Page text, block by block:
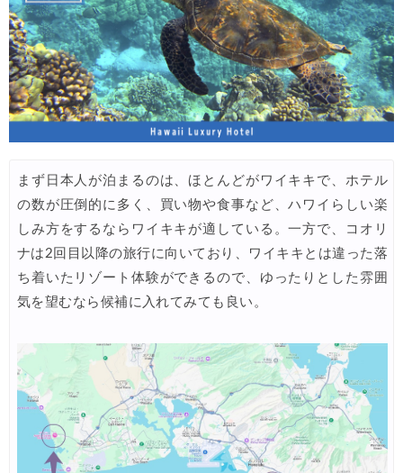
07/27 Trip.com) タイ旅行 最大50%OFFセール
07/30 Trip.com) ホテル 1,500円OFFクーポン
07/30 楽天トラベル) 海外ツアー 最大10,000円OFFクーポン
07/30 Trip.com) 航空券 1,500円OFFクーポン
07/27 Trip.com) タイ航空券 10%OFFクーポン
07/25 Trip.com) 海外航空券(アジア) 6,900円~
07/24 HIS) 海外航空券 3,000円OFFクーポン
07/23 Trip.com) 海外航空券 最大2,500円OFFクーポン
07/23 Trip.com) 航空券＋ホテル 最大5,000円OFFクーポン
07/22 JTB) 海外ツアー(20代) 最大28,000円OFFクーポン
JTB) 海外ツアー(10代) 最大28,000円OFFクーポン
まず日本人が泊まるのは、ほとんどがワイキキで、ホテル
の数が圧倒的に多く、買い物や食事など、ハワイらしい楽
しみ方をするならワイキキが適している。一方で、コオリ
ナは2回目以降の旅行に向いており、ワイキキとは違った落
ち着いたリゾート体験ができるので、ゆったりとした雰囲
気を望むなら候補に入れてみても良い。